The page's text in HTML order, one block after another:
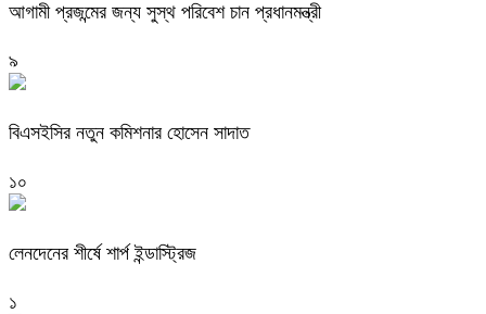
আগামী প্রজন্মের জন্য সুস্থ পরিবেশ চান প্রধানমন্ত্রী
৯
বিএসইসির নতুন কমিশনার হোসেন সাদাত
১০
লেনদেনের শীর্ষে শার্প ইন্ডাস্ট্রিজ
১